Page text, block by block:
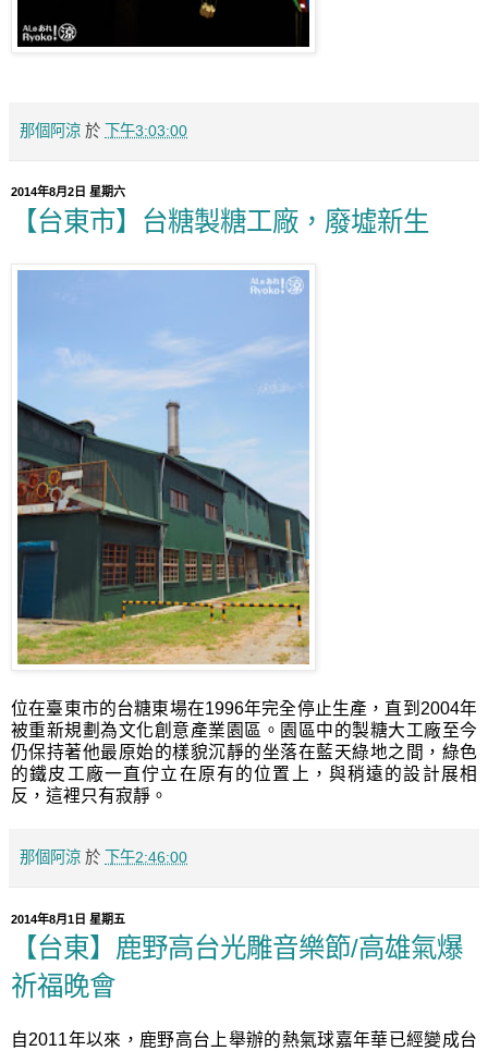
那個阿涼 於 下午3:03:00
2014年8月2日 星期六
【台東市】台糖製糖工廠，廢墟新生
位在臺東市的台糖東場在1996年完全停止生產，直到2004年
被重新規劃為文化創意產業園區。園區中的製糖大工廠至今
仍保持著他最原始的樣貌沉靜的坐落在藍天綠地之間，綠色
的鐵皮工廠一直佇立在原有的位置上，與稍遠的設計展相
反，這裡只有寂靜。
那個阿涼 於 下午2:46:00
2014年8月1日 星期五
【台東】鹿野高台光雕音樂節/高雄氣爆
祈福晚會
自2011年以來，鹿野高台上舉辦的熱氣球嘉年華已經變成台